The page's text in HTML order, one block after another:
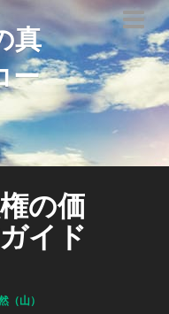
真
ー
の価
イド
（山）